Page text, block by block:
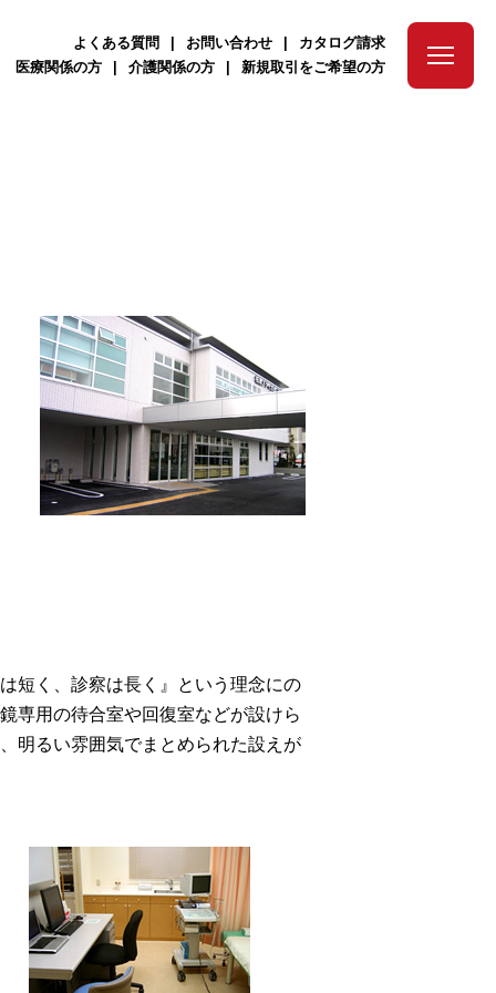
よくある質問 お問い合わせ
カタログ請求
医療関係の方
介護関係の方 新規取引をご希望の方
短く、診察は長く』という理念にの
専用の待合室や回復室などが設けら
明るい雰囲気でまとめられた設えが